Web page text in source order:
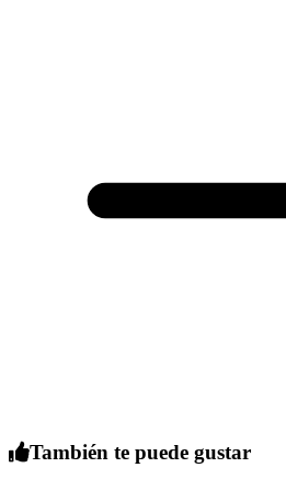
También te puede gustar